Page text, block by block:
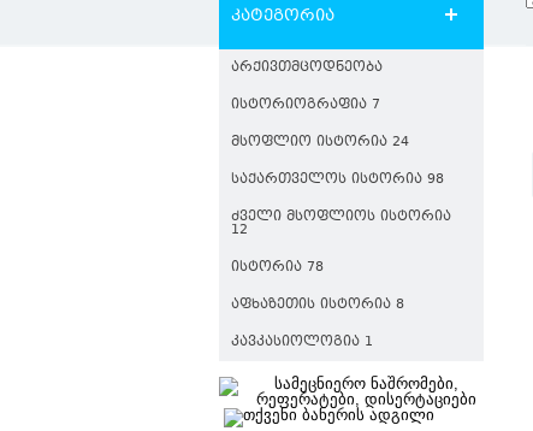
კატეგორია
ᲐᲠᲥᲘᲕᲗᲛᲪᲝᲓᲜᲔᲝᲑᲐ
ᲘᲡᲢᲝᲠᲘᲝᲒᲠᲐᲤᲘᲐ 7
ᲛᲡᲝᲤᲚᲘᲝ ᲘᲡᲢᲝᲠᲘᲐ 24
ᲡᲐᲥᲐᲠᲗᲕᲔᲚᲝᲡ ᲘᲡᲢᲝᲠᲘᲐ 98
ᲫᲕᲔᲚᲘ ᲛᲡᲝᲤᲚᲘᲝᲡ ᲘᲡᲢᲝᲠᲘᲐ
12
ᲘᲡᲢᲝᲠᲘᲐ 78
ᲐᲤᲮᲐᲖᲔᲗᲘᲡ ᲘᲡᲢᲝᲠᲘᲐ 8
ᲙᲐᲕᲙᲐᲡᲘᲝᲚᲝᲒᲘᲐ 1